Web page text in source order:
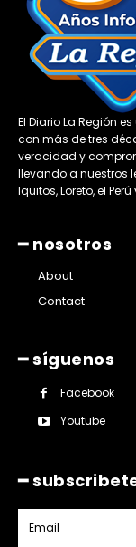
El Diario La Región
con más de tres
veracidad y
llevando a nuestros
Iquitos, Loreto, el
━ nosotros
About
Contact
━ síguenos
Facebook
Youtube
━